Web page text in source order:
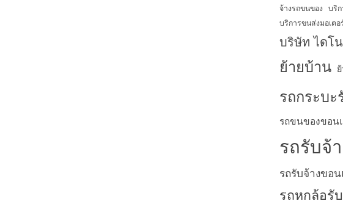
จ้างรถขนของ บริ
บริการขนส่งมอเตอ
บริษัท ไดโ
ย้ายบ้าน
รถกระบะ
รถขนของขอน
รถรับจ้
รถรับจ้างขอ
รถหกล้อรั